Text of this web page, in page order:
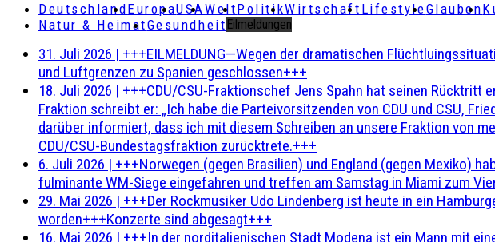
DeutschlandEuropaUSAWeltPolitikWirtschaft LifestyleGlauben
Natur & HeimatGesundheit Eilmeldungen
31. Juli 2026 | +++EILMELDUNG—Wegen der dramatischen
und Luftgrenzen zu Spanien geschlossen+++
18. Juli 2026 | +++CDU/CSU-Fraktionschef Jens Spahn hat seinen Rücktritt
Fraktion schreibt er: „Ich habe die Parteivorsitzenden von CDU und CSU,
darüber informiert, dass ich mit diesem Schreiben an unsere Fraktion von
CDU/CSU-Bundestagsfraktion zurücktrete.+++
6. Juli 2026 | +++Norwegen (gegen Brasilien) und England (gegen Mexiko)
fulminante WM-Siege eingefahren und treffen am Samstag in Miami zum
29. Mai 2026 | +++Der Rockmusiker Udo Lindenberg ist heute in ein
worden+++Konzerte sind abgesagt+++
16. Mai 2026 | +++In der norditalienischen Stadt Modena ist ein Mann mit